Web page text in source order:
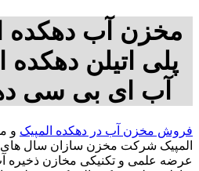
مخزن آب دهکده
پلی اتیلن
آب ای بی سی
فروش مخزن آب در دهکده المپیک و
المپیک شرکت مخزن سازان سال
عرضه علمی و تکنیکی مخازن ذخیره